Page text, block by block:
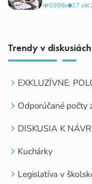
5998x 17 okt
Trendy v diskusiách
EXKLUZÍVNE:
Odporúčané počty
DISKUSIA K
Kuchárky
Legislatíva v